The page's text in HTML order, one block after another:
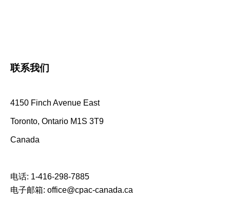
联系我们
4150 Finch Avenue East
Toronto, Ontario M1S 3T9
Canada
电话: 1-416-298-7885
电子邮箱: office@cpac-canada.ca